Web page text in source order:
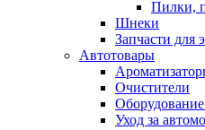
Пилки,
Шнеки
Запчасти для
Автотовары
Очистители
Уход за